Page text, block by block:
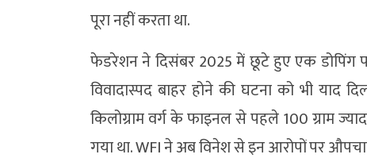
पूरा नहीं करता था.
फेडरेशन ने दिसंबर 2025 में छूटे हुए एक डोपिंग
विवादास्पद बाहर होने की घटना को भी याद
किलोग्राम वर्ग के फाइनल से पहले 100 ग्राम
गया था. WFI ने अब विनेश से इन आरोपों पर